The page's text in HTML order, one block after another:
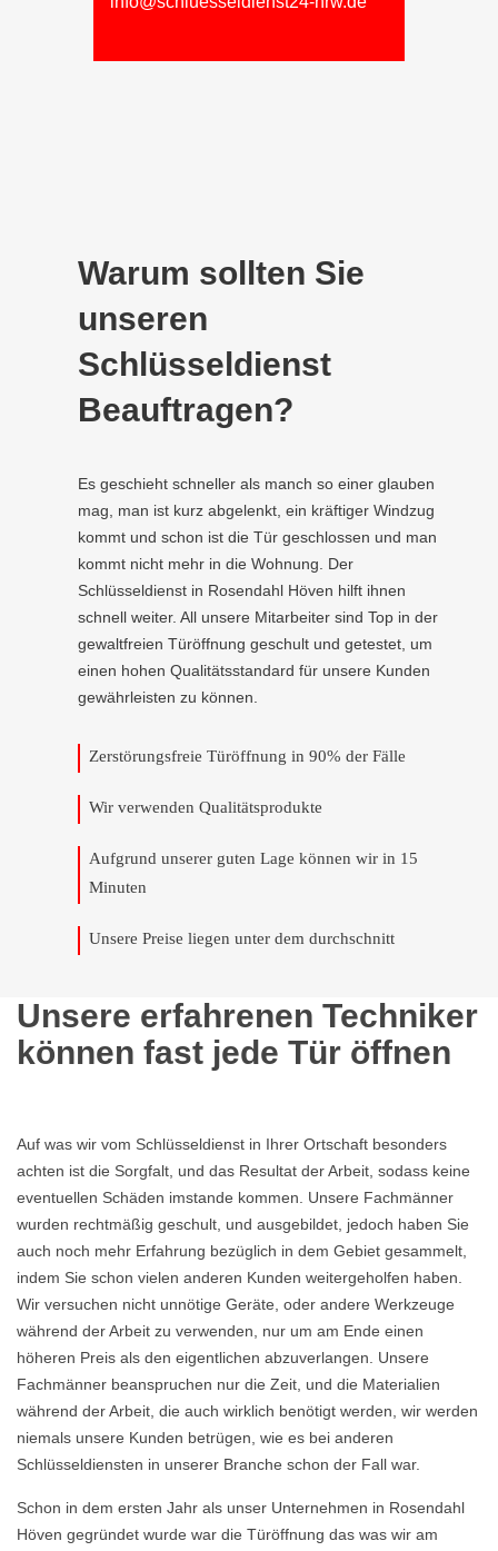
Warum sollten Sie
unseren
Schlüsseldienst
Beauftragen?
Es geschieht schneller als manch so einer glauben
mag, man ist kurz abgelenkt, ein kräftiger Windzug
kommt und schon ist die Tür geschlossen und man
kommt nicht mehr in die Wohnung. Der
Schlüsseldienst in Rosendahl Höven hilft ihnen
schnell weiter. All unsere Mitarbeiter sind Top in der
gewaltfreien Türöffnung geschult und getestet, um
einen hohen Qualitätsstandard für unsere Kunden
gewährleisten zu können.
Zerstörungsfreie Türöffnung in 90% der Fälle
Wir verwenden Qualitätsprodukte
Aufgrund unserer guten Lage können wir in 15
Minuten
Unsere Preise liegen unter dem durchschnitt
Unsere erfahrenen Techniker
können fast jede Tür öffnen
Auf was wir vom Schlüsseldienst in Ihrer Ortschaft besonders
achten ist die Sorgfalt, und das Resultat der Arbeit, sodass keine
eventuellen Schäden imstande kommen. Unsere Fachmänner
wurden rechtmäßig geschult, und ausgebildet, jedoch haben Sie
auch noch mehr Erfahrung bezüglich in dem Gebiet gesammelt,
indem Sie schon vielen anderen Kunden weitergeholfen haben.
Wir versuchen nicht unnötige Geräte, oder andere Werkzeuge
während der Arbeit zu verwenden, nur um am Ende einen
höheren Preis als den eigentlichen abzuverlangen. Unsere
Fachmänner beanspruchen nur die Zeit, und die Materialien
während der Arbeit, die auch wirklich benötigt werden, wir werden
niemals unsere Kunden betrügen, wie es bei anderen
Schlüsseldiensten in unserer Branche schon der Fall war.
Schon in dem ersten Jahr als unser Unternehmen in Rosendahl
Höven gegründet wurde war die Türöffnung das was wir am